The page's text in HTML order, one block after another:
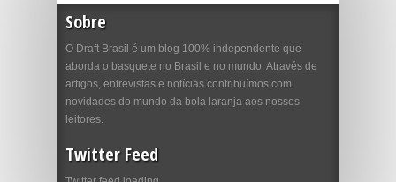
Sobre
O Draft Brasil é um blog 100% independente que
aborda o basquete no Brasil e no mundo. Através de
artigos, entrevistas e notícias contribuímos com
novidades do mundo da bola laranja aos nossos
leitores.
Twitter Feed